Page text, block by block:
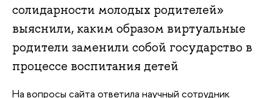
солидарности молодых родителей»
выяснили, каким образом виртуальные
родители заменили собой государство в
процессе воспитания детей
На вопросы сайта ответила научный сотрудник